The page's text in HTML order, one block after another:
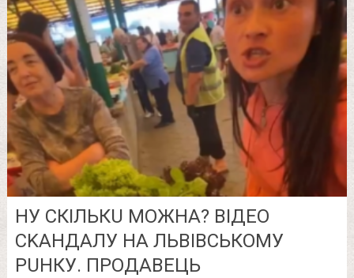
НУ СКІЛЬКU МОЖНА? ВІДЕО
СKАНДАЛУ НА ЛЬВІВСЬКОМУ
РUНКУ. ПРОДАВЕЦЬ